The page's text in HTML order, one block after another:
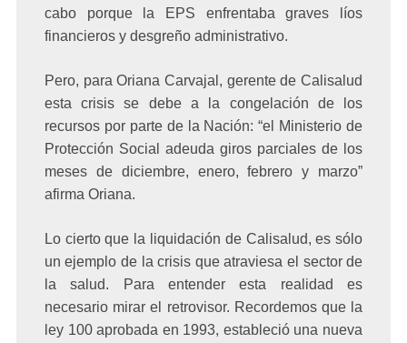
cabo porque la EPS enfrentaba graves líos
financieros y desgreño administrativo.
Pero, para Oriana Carvajal, gerente de Calisalud
esta crisis se debe a la congelación de los
recursos por parte de la Nación: “el Ministerio de
Protección Social adeuda giros parciales de los
meses de diciembre, enero, febrero y marzo”
afirma Oriana.
Lo cierto que la liquidación de Calisalud, es sólo
un ejemplo de la crisis que atraviesa el sector de
la salud. Para entender esta realidad es
necesario mirar el retrovisor. Recordemos que la
ley 100 aprobada en 1993, estableció una nueva